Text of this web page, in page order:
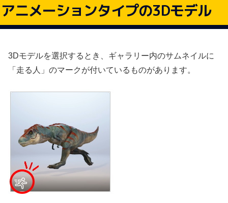
アニメーションタイプの3Dモデル
3Dモデルを選択するとき、ギャラリー内のサムネイルに
「走る人」のマークが付いているものがあります。